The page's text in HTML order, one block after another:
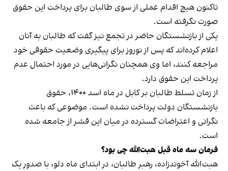
تاکنون هیچ اقدام عملی از سوی طالبان برای پرداخت این حقوق
صورت نگرفته است.
یکی از بازنشستگان حاضر در تجمع نیز گفت که طالبان به آنان
اعلام کرده‌اند که پس از نوروز برای پیگیری وضعیت حقوقی خود
مراجعه کنند، اما وی همچنان نگرانی‌هایی در مورد احتمال عدم
پرداخت این حقوق دارد.
از زمان تسلط طالبان بر کابل در ماه اسد ۱۴۰۰، حقوق
بازنشستگان دولت پرداخت نشده است. موضوعی که باعث
نگرانی و اعتراضات گسترده در میان این قشر از جامعه شده
است.
فرمان سه ماه قبل هبت‌الله چی بود؟
هبت‌الله آخوندزاده، رهبر طالبان، در ابتدای ماه دلو، با صدور یک